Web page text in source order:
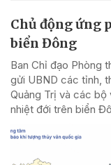
Chủ động ứng
biển Đông
Ban Chỉ đạo Phòng
gửi UBND các tỉnh,
Quảng Trị và các
nhiệt đới trên biển